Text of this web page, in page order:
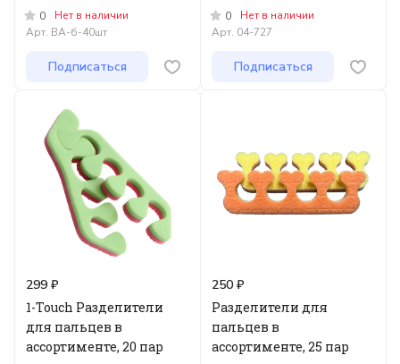
20 пар
0
Нет в наличии
Арт. ВА-б-40шт
Подписаться
8мм, 20 пар/уп. Черные
0
Нет в наличии
Арт. 04-727
Подписаться
299 ₽
1-Touch Разделители
для пальцев в
ассортименте, 20 пар
250 ₽
Разделители для
пальцев в
ассортименте, 25 пар